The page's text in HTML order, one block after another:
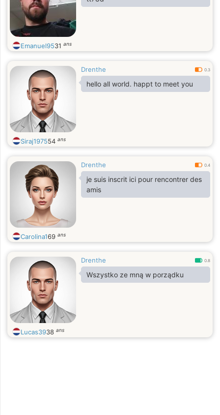
Emanuel9531 ans
Drenthe 0.3
hello all world. happt to meet you
Siraj197554 ans
Drenthe 0.4
je suis inscrit ici pour rencontrer des
amis
Carolina169 ans
Drenthe 0.8
Wszystko ze mną w porządku
Lucas3938 ans